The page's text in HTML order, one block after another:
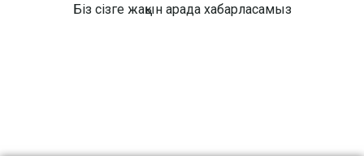
Біз сізге жақын арада хабарласамыз